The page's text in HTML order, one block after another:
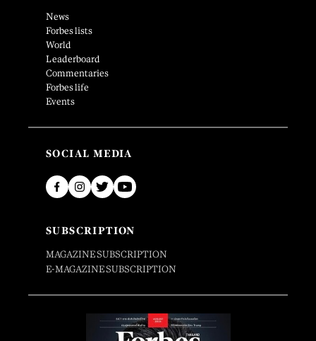
News
Forbes lists
World
Leaderboard
Commentaries
Forbes life
Events
SOCIAL MEDIA
SUBSCRIPTION
MAGAZINE SUBSCRIPTION
E-MAGAZINE SUBSCRIPTION